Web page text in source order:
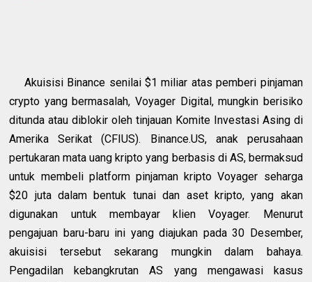
Akuisisi Binance senilai $1 miliar atas pemberi pinjaman
crypto yang bermasalah, Voyager Digital, mungkin berisiko
ditunda atau diblokir oleh tinjauan Komite Investasi Asing di
Amerika Serikat (CFIUS). Binance.US, anak perusahaan
pertukaran mata uang kripto yang berbasis di AS, bermaksud
untuk membeli platform pinjaman kripto Voyager seharga
$20 juta dalam bentuk tunai dan aset kripto, yang akan
digunakan untuk membayar klien Voyager. Menurut
pengajuan baru-baru ini yang diajukan pada 30 Desember,
akuisisi tersebut sekarang mungkin dalam bahaya.
Pengadilan kebangkrutan AS yang mengawasi kasus